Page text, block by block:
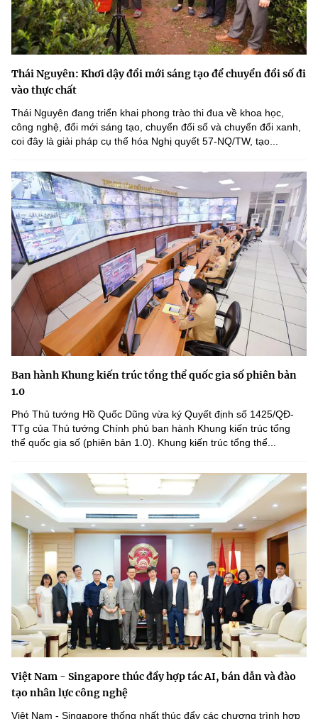
Thái Nguyên: Khơi dậy đổi mới sáng tạo để chuyển đổi số đi
vào thực chất
Thái Nguyên đang triển khai phong trào thi đua về khoa học,
công nghệ, đổi mới sáng tạo, chuyển đổi số và chuyển đổi xanh,
coi đây là giải pháp cụ thể hóa Nghị quyết 57-NQ/TW, tạo...
Ban hành Khung kiến trúc tổng thể quốc gia số phiên bản
1.0
Phó Thủ tướng Hồ Quốc Dũng vừa ký Quyết định số 1425/QĐ-
TTg của Thủ tướng Chính phủ ban hành Khung kiến trúc tổng
thể quốc gia số (phiên bản 1.0). Khung kiến trúc tổng thể...
Việt Nam - Singapore thúc đẩy hợp tác AI, bán dẫn và đào
tạo nhân lực công nghệ
Việt Nam - Singapore thống nhất thúc đẩy các chương trình hợp